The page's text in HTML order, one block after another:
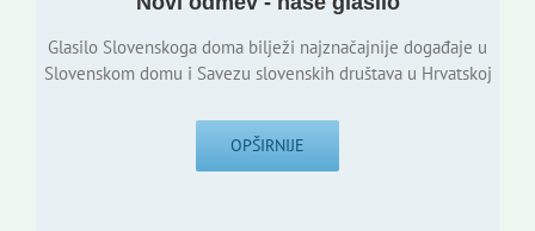
Glasilo Slovenskoga doma bilježi najznačajnije događaje u
Slovenskom domu i Savezu slovenskih društava u Hrvatskoj
OPŠIRNIJE